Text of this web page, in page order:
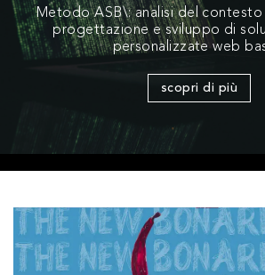
Metodo ASB\: analisi del
progettazione e sviluppo di
personalizzate web
scopri di più